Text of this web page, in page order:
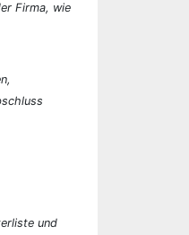
Firma, wie
und